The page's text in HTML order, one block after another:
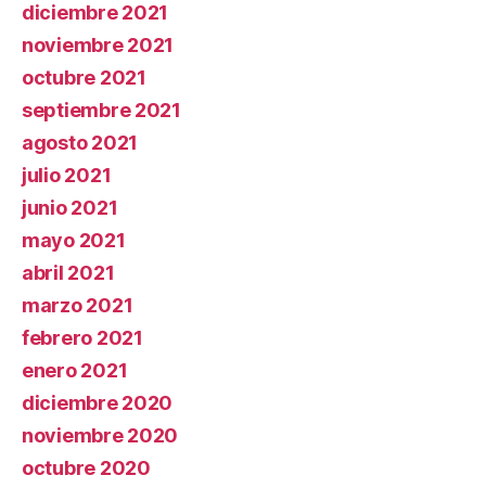
diciembre 2021
noviembre 2021
octubre 2021
septiembre 2021
agosto 2021
julio 2021
junio 2021
mayo 2021
abril 2021
marzo 2021
febrero 2021
enero 2021
diciembre 2020
noviembre 2020
octubre 2020